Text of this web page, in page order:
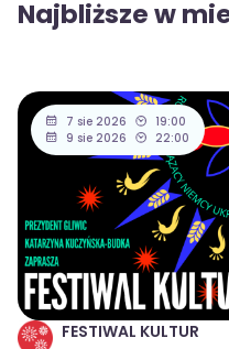
Najbliższe w
7 sie 2026
19:00
9 sie 2026
22:00
FESTIWAL KULTUR